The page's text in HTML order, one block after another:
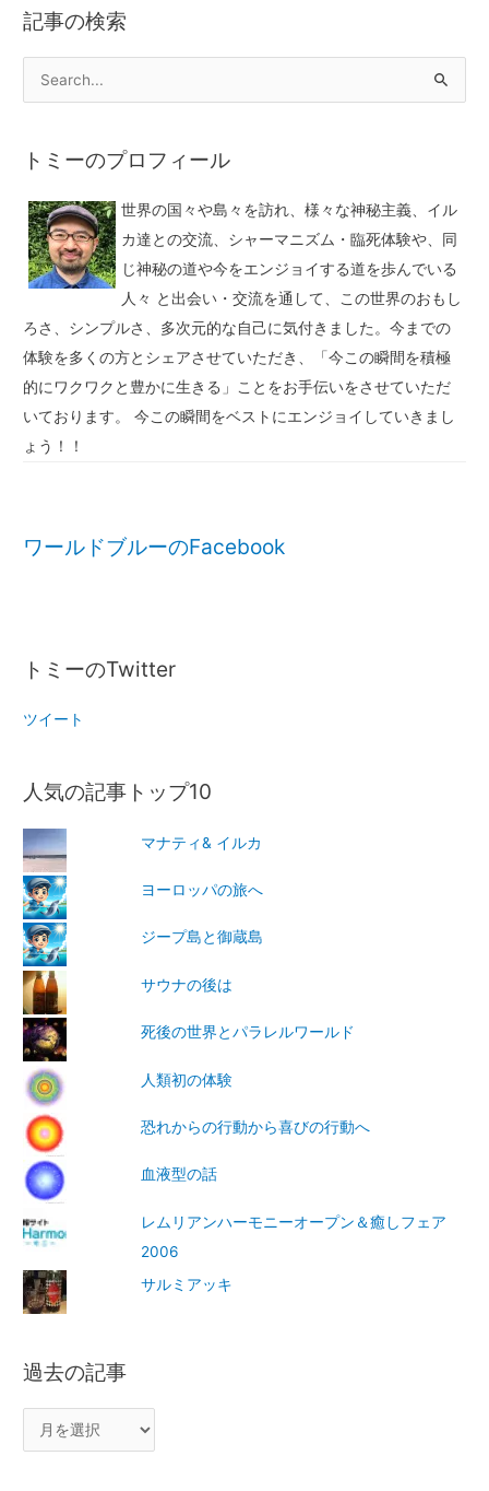
記事の検索
トミーのプロフィール
世界の国々や島々を訪れ、様々な神秘主義、イル
カ達との交流、シャーマニズム・臨死体験や、同
じ神秘の道や今をエンジョイする道を歩んでいる
人々 と出会い・交流を通して、この世界のおもし
ろさ、シンプルさ、多次元的な自己に気付きました。今までの
体験を多くの方とシェアさせていただき、「今この瞬間を積極
的にワクワクと豊かに生きる」ことをお手伝いをさせていただ
いております。 今この瞬間をベストにエンジョイしていきまし
ょう！！
ワールドブルーのFacebook
トミーのTwitter
ツイート
人気の記事トップ10
マナティ& イルカ
ヨーロッパの旅へ
ジープ島と御蔵島
サウナの後は
死後の世界とパラレルワールド
人類初の体験
恐れからの行動から喜びの行動へ
血液型の話
レムリアンハーモニーオープン＆癒しフェア
2006
サルミアッキ
過去の記事